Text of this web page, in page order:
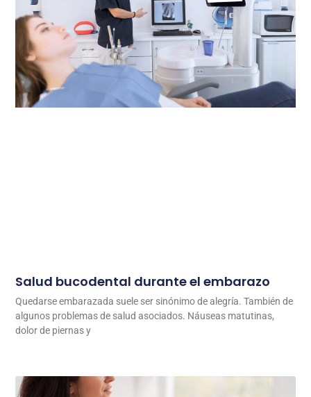
Salud bucodental durante el embarazo
Quedarse embarazada suele ser sinónimo de alegría. También de
algunos problemas de salud asociados. Náuseas matutinas,
dolor de piernas y